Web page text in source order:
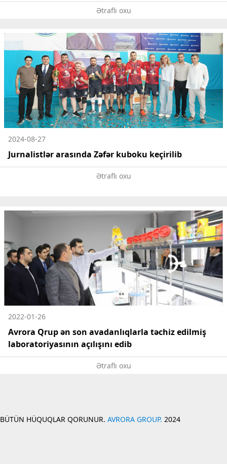
Ətraflı oxu
2024-08-27
Jurnalistlər arasında Zəfər kuboku keçirilib
Ətraflı oxu
2022-01-26
Avrora Qrup ən son avadanlıqlarla təchiz edilmiş
laboratoriyasının açılışını edib
Ətraflı oxu
BÜTÜN HÜQUQLAR QORUNUR. AVRORA GROUP. 2024